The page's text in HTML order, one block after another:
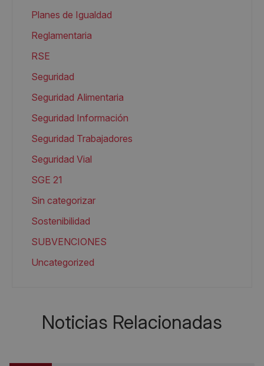
Planes de Igualdad
Reglamentaria
RSE
Seguridad
Seguridad Alimentaria
Seguridad Información
Seguridad Trabajadores
Seguridad Vial
SGE 21
Sin categorizar
Sostenibilidad
SUBVENCIONES
Uncategorized
Noticias Relacionadas